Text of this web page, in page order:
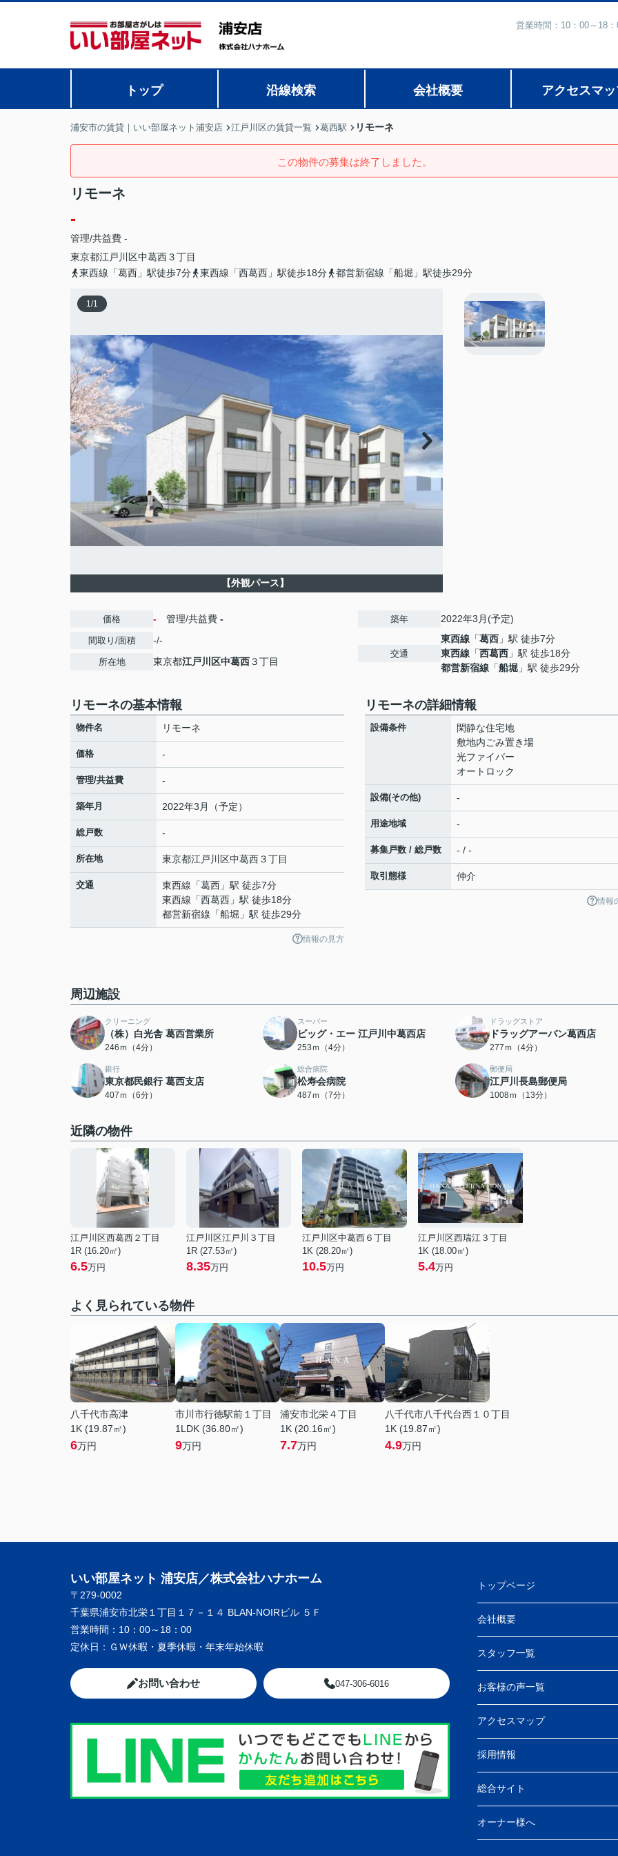
営業時間：10：00～18
トップ 沿線検索 会社概要 アクセスマ
浦安市の賃貸｜いい部屋ネット浦安店 江戸川区の賃貸一覧 葛西駅 リモーネ
この物件の募集は終了しました。
リモーネ
-
管理/共益費 -
東京都江戸川区中葛西３丁目
東西線「葛西」駅徒歩7分
東西線「西葛西」駅徒歩18分 都営新宿線「船堀」駅徒歩29分
1/1
【外観パース】
価格 - 管理/共益費 -
間取り/面積 -/-
所在地 東京都江戸川区中葛西３丁目
築年 2022年3月(予定)
交通
東西線 「葛西 」駅 徒歩7分
東西線 「西葛西 」駅 徒歩18分
都営新宿線 「船堀 」駅 徒歩29分
リモーネの基本情報
物件名 リモーネ
価格 -
管理/共益費 -
築年月 2022年3月（予定）
総戸数 -
所在地 東京都江戸川区中葛西３丁目
交通 東西線 「葛西 」駅 徒歩7分
東西線 「西葛西 」駅 徒歩18分
都営新宿線 「船堀 」駅 徒歩29分
情報の見方
リモーネの詳細情報
設備条件
閑静な住宅地
敷地内ごみ置き場
光ファイバー
オートロック
設備(その他) -
用途地域 -
募集戸数 / 総戸数 - / -
取引態様 仲介
情報
周辺施設
クリーニング
（株）白光舎 葛西営業所
246ｍ（4分）
スーパー
ビッグ・エー 江戸川中葛西店
253ｍ（4分）
ドラッグストア
ドラッグアーバン葛西店
277ｍ（4分）
銀行
東京都民銀行 葛西支店
407ｍ（6分）
総合病院
松寿会病院
487ｍ（7分）
郵便局
江戸川長島郵便局
1008ｍ（13分）
近隣の物件
江戸川区西葛西２丁目
1R (16.20㎡)
6.5万円
江戸川区江戸川３丁目
1R (27.53㎡)
8.35万円
江戸川区中葛西６丁目
1K (28.20㎡)
10.5万円
江戸川区西瑞江３丁目
1K (18.00㎡)
5.4万円
よく見られている物件
八千代市高津
1K (19.87㎡)
6万円
市川市行徳駅前１丁目
1LDK (36.80㎡)
9万円
浦安市北栄４丁目
1K (20.16㎡)
7.7万円
八千代市八千代台西１０丁目
1K (19.87㎡)
4.9万円
いい部屋ネット 浦安店／株式会社ハナホーム
〒279-0002
千葉県浦安市北栄１丁目１７－１４ BLAN-NOIRビル ５Ｆ
営業時間： 10：00～18：00
定休日： ＧＷ休暇・夏季休暇・年末年始休暇
お問い合わせ 047-306-6016
トップページ
会社概要
スタッフ一覧
お客様の声一覧
アクセスマップ
採用情報
総合サイト
オーナー様へ